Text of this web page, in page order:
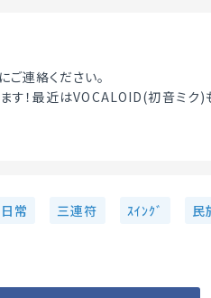
連絡ください。
す！最近はVOCALOID(初音ミク)
日常 三連符 ｽｲﾝｸﾞ 民